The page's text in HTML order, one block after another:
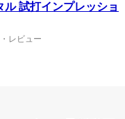
ル 試打インプレッショ
レビュー